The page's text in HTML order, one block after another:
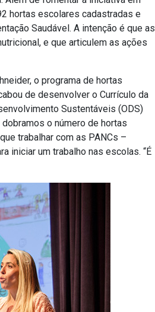
hortas escolares cadastradas e
Saudável. A intenção é que as
e que articulem as ações
o programa de hortas
de desenvolver o Currículo da
Sustentáveis (ODS)
o número de hortas
trabalhar com as PANCs –
iniciar um trabalho nas escolas. “É